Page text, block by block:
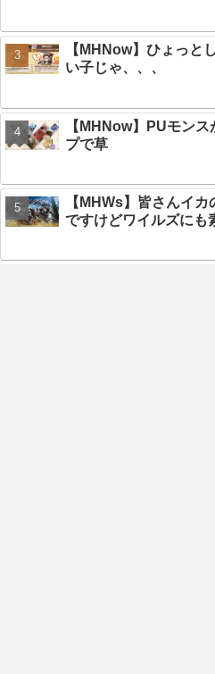
【MHNow】ひょっと
い子じゃ、、、
【MHNow】PUモン
プで草
【MHWs】皆さんイ
ですけどワイルズにも